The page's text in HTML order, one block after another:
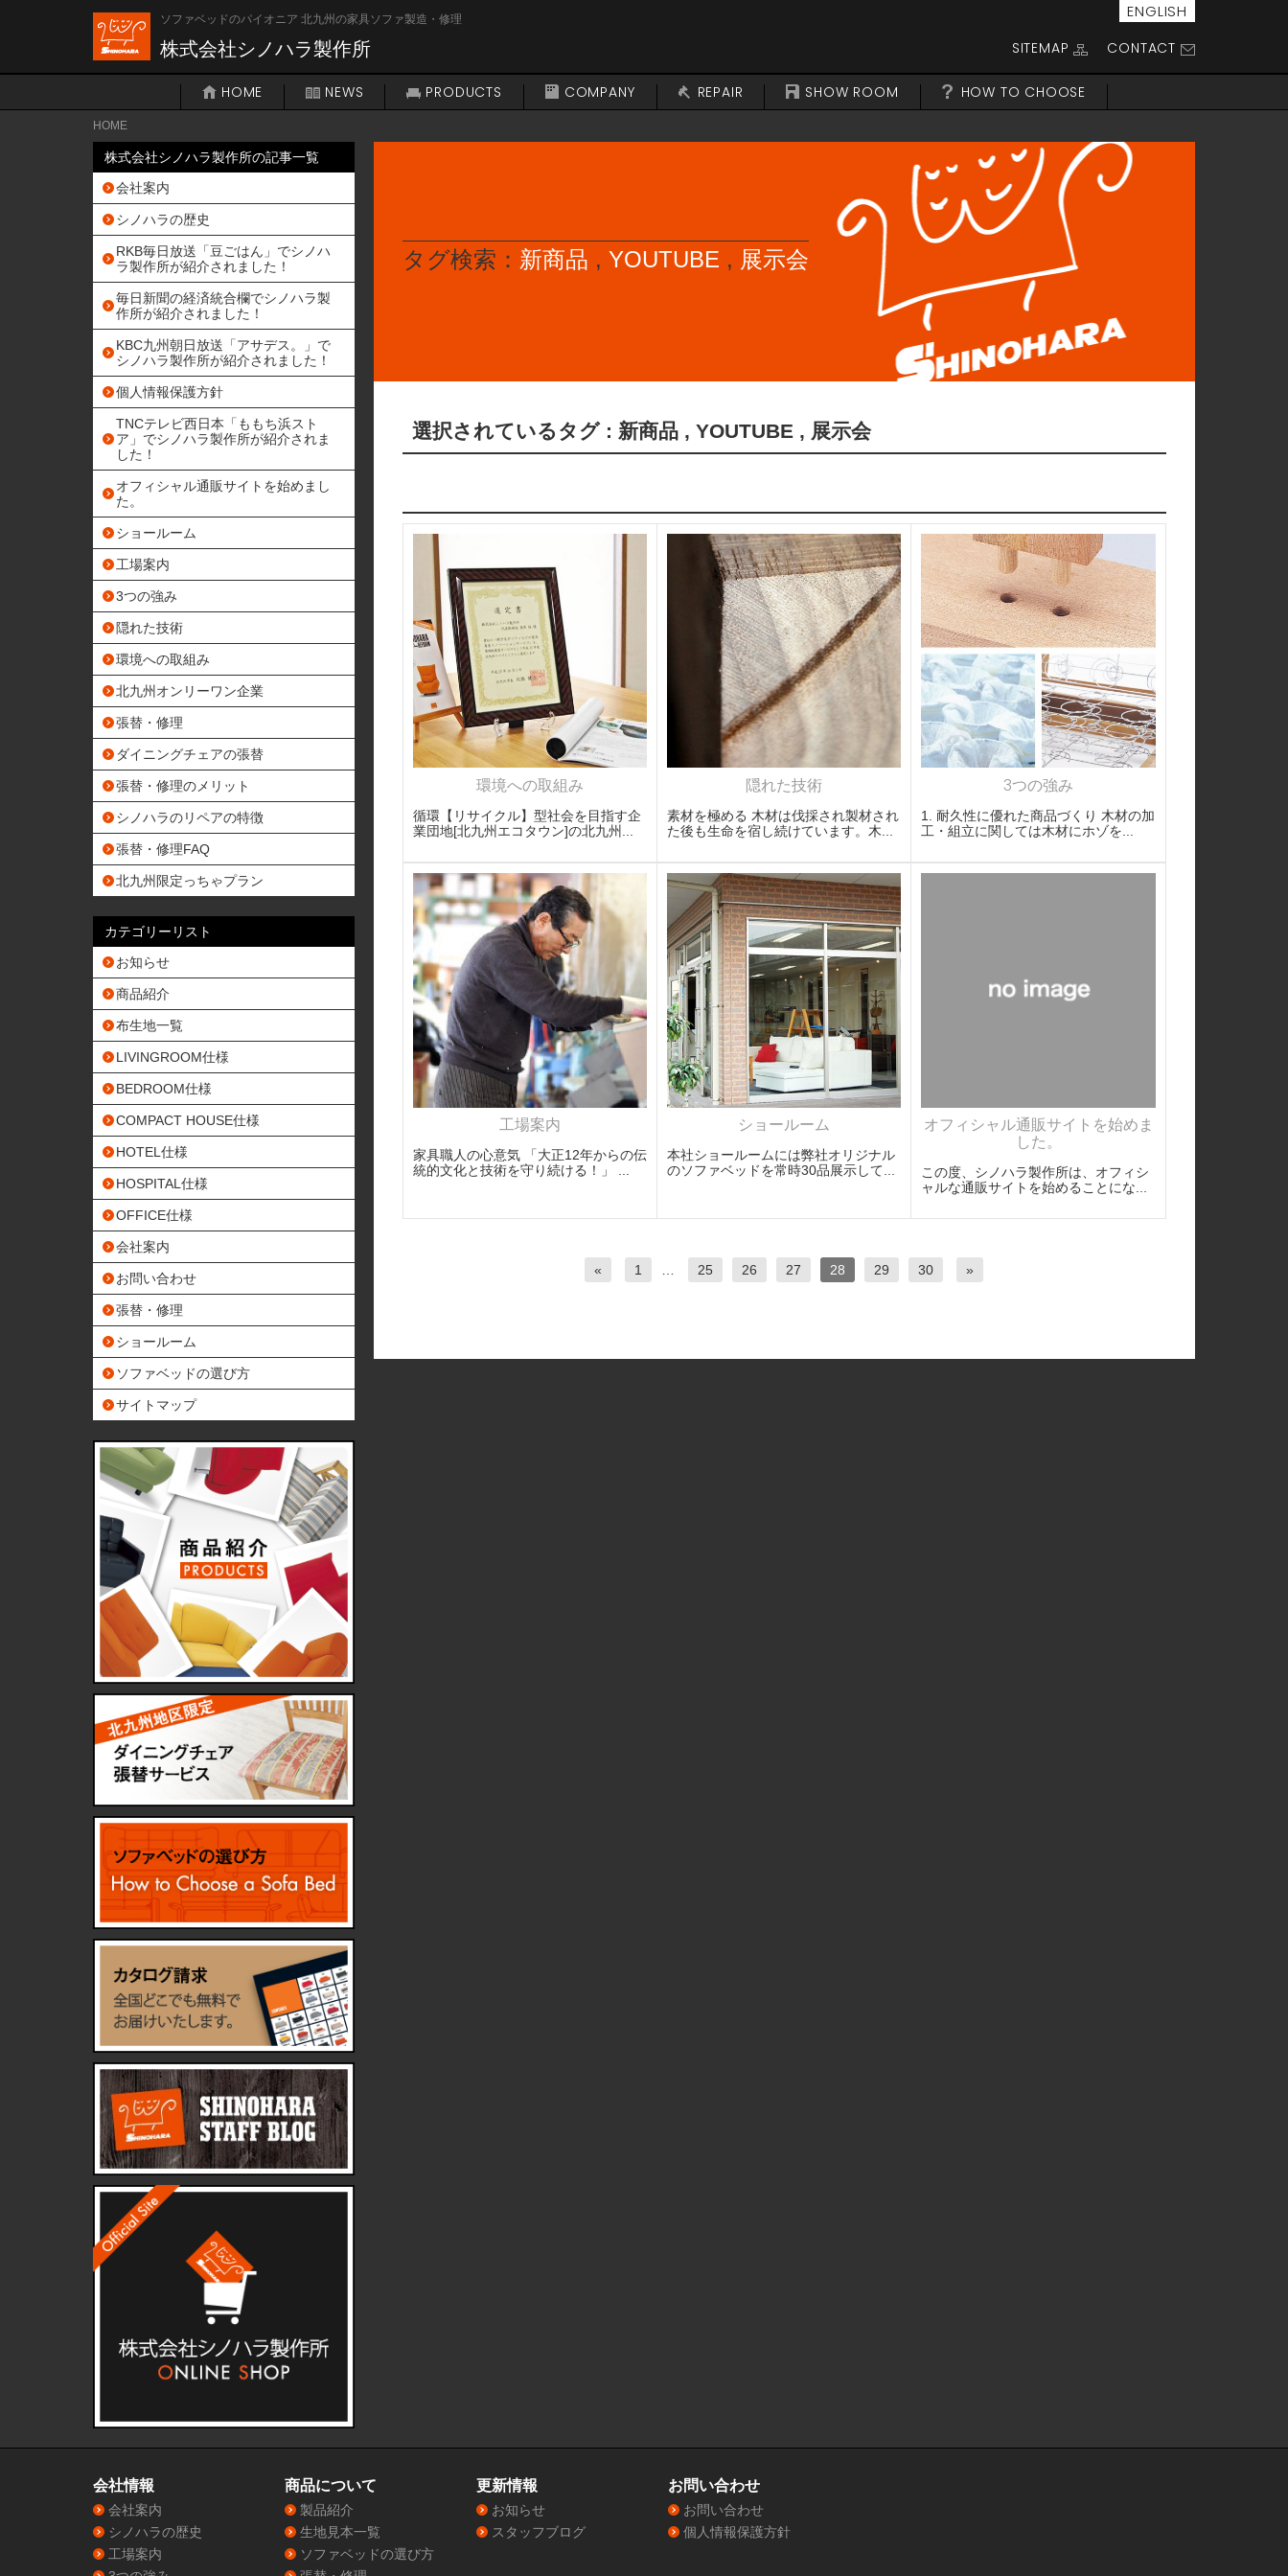
株式会社シノハラ製作所
ソファベッドのパイオニア 北九州の家具ソファ製造・修理 ENGLISH
SITEMAP CONTACT
HOME NEWS PRODUCTS COMPANY REPAIR SHOW ROOM HOW TO CHOOSE
HOME
タグ検索： 新商品 , YOUTUBE , 展示会
選択されているタグ : 新商品, YOUTUBE, 展示会
環境への取組み
循環【リサイクル】型社会を目指す企
業団地[北九州エコタウン]の北九州...
隠れた技術
素材を極める 木材は伐採され製材され
た後も生命を宿し続けています。木...
3つの強み
1. 耐久性に優れた商品づくり 木材の加
工・組立に関しては木材にホゾを...
工場案内
家具職人の心意気 「大正12年からの伝
統的文化と技術を守り続ける！」 ...
ショールーム
本社ショールームには弊社オリジナル
のソファベッドを常時30品展示して...
オフィシャル通販サイトを始めま
した。
この度、シノハラ製作所は、オフィシ
ャルな通販サイトを始めることにな...
« 1 25 26 27 28 29 30 »
株式会社シノハラ製作所の記事一覧
会社案内
シノハラの歴史
RKB毎日放送「豆ごはん」でシノハ
ラ製作所が紹介されました！
毎日新聞の経済統合欄でシノハラ製
作所が紹介されました！
KBC九州朝日放送「アサデス。」で
シノハラ製作所が紹介されました！
個人情報保護方針
TNCテレビ西日本「ももち浜スト
ア」でシノハラ製作所が紹介されま
した！
オフィシャル通販サイトを始めまし
た。
ショールーム
工場案内
3つの強み
隠れた技術
環境への取組み
北九州オンリーワン企業
張替・修理
ダイニングチェアの張替
張替・修理のメリット
シノハラのリペアの特徴
張替・修理FAQ
北九州限定っちゃプラン
カテゴリーリスト
お知らせ
商品紹介
布生地一覧
LIVINGROOM仕様
BEDROOM仕様
COMPACT HOUSE仕様
HOTEL仕様
HOSPITAL仕様
OFFICE仕様
会社案内
お問い合わせ
張替・修理
ショールーム
ソファベッドの選び方
サイトマップ
会社情報
会社案内
シノハラの歴史
工場案内
商品について
製品紹介
生地見本一覧
ソファベッドの選び方
更新情報
お知らせ
スタッフブログ
お問い合わせ
お問い合わせ
個人情報保護方針